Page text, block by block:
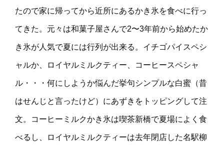
たので家に帰ってから近所にあるかき氷を食べに行っ
てきた。元々は和菓子屋さんで2〜3年前から始めたか
き氷が人気で夏には行列が出来る。イチゴパイスペシ
ャルか、ロイヤルミルクティー、コーヒースペシャ
ル・・・何にしようか悩んだ挙句シンプルな白蜜（昔
はせんじと言ったけど）にあずきをトッピングして注
文。コーヒーミルクかき氷は喫茶新橋で夏場によく食
べるし、ロイヤルミルクティーは去年閉店した名駅柳